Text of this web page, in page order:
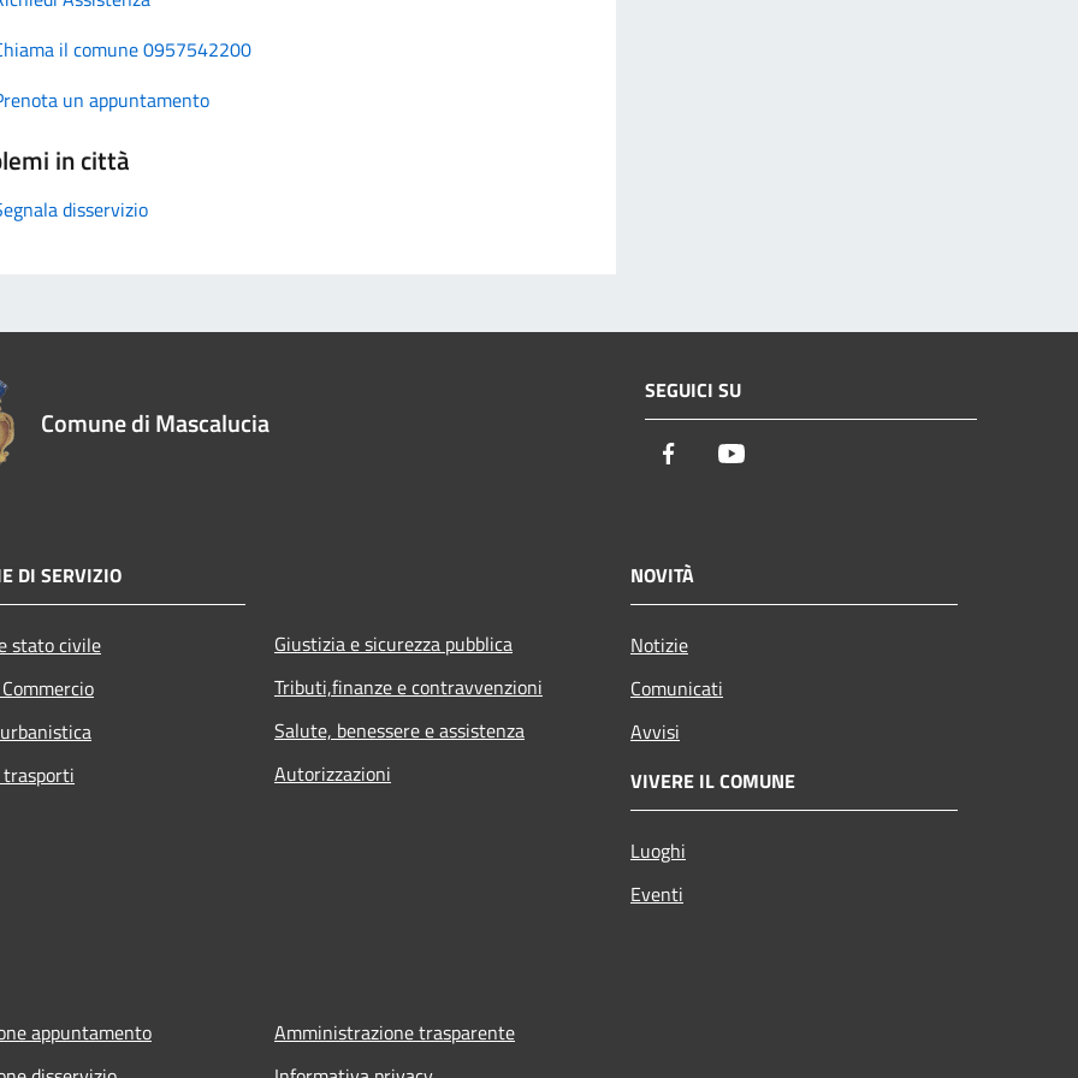
il comune 0957542200
un appuntamento
in città
disservizio
Comune di Mascalucia
SEGUICI SU
Facebook
DI SERVIZIO
stato civile
Giustizia e sicurezza pubblica
Tributi,finanze e contravvenzioni
Salute, benessere e assistenza
Autorizzazioni
NOVITÀ
Notizie
Comunicati
Avvisi
VIVERE IL COMUNE
Luoghi
Eventi
appuntamento
Amministrazione trasparente